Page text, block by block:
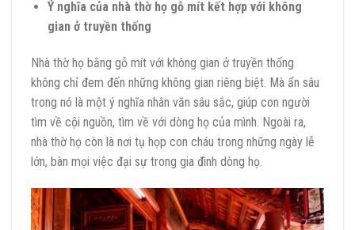
Ý nghĩa của nhà thờ họ gỗ mít kết hợp với không
gian ở truyền thống
Nhà thờ họ bằng gỗ mít với không gian ở truyền thống
không chỉ đem đến những không gian riêng biệt. Mà ẩn sâu
trong nó là một ý nghĩa nhân văn sâu sắc, giúp con người
tìm về cội nguồn, tìm về với dòng họ của mình. Ngoài ra,
nhà thờ họ còn là nơi tụ họp con cháu trong những ngày lễ
lớn, bàn mọi việc đại sự trong gia đình dòng họ.